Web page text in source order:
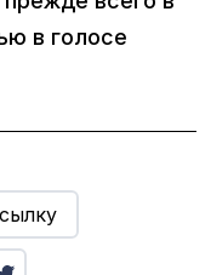
в голосе